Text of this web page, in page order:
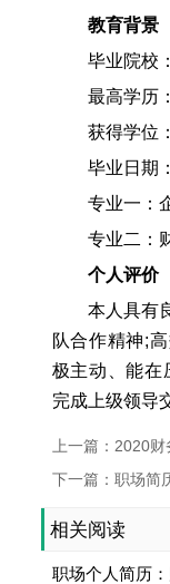
教育背景
毕业院校
最高学历
获得学位
毕业日期：
专业一：企
专业二：财
个人评价
本人具有良
队合作精神;
极主动、能在
完成上级领导
上一篇：2020
下一篇：职场简
相关阅读
职场个人简历